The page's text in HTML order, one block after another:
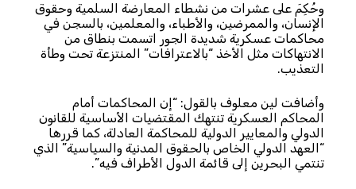
وحُكِمَ على عشرات من نشطاء المعارضة السلمية وحقوق
الإنسان، والممرضين، والأطباء، والمعلمين، بالسجن في
محاكمات عسكرية شديدة الجور اتسمت بنطاق من
الانتهاكات مثل الأخذ “بالاعترافات” المنتزعة تحت وطأة
التعذيب.
وأضافت لين معلوف بالقول: “إن المحاكمات أمام
المحاكم العسكرية تنتهك المقتضيات الأساسية للقانون
الدولي والمعايير الدولية للمحاكمة العادلة، كما قررها
“العهد الدولي الخاص بالحقوق المدنية والسياسية” الذي
تنتمي البحرين إلى قائمة الدول الأطراف فيه”.